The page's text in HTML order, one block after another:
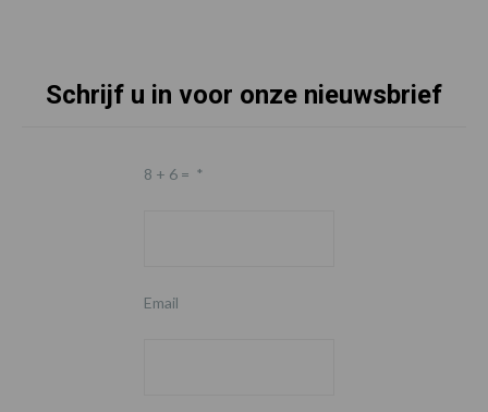
Schrijf u in voor onze nieuwsbrief
8 + 6 = *
Email